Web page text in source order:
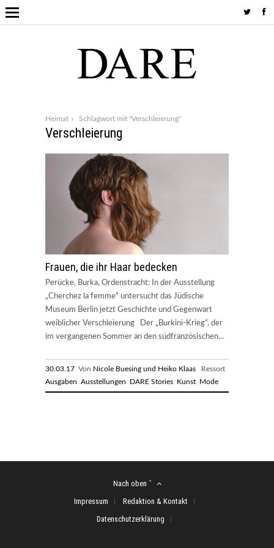
Heimat Schlagwort mit "Verschleierung"
Verschleierung
Frauen, die ihr Haar bedecken
Perücke, Burka, Ordenstracht: In der Ausstellung
„Cherchez la femme“ untersucht das Jüdische
Museum Berlin jetzt Geschichte und Gegenwart
weiblicher Verschleierung Der „Burkini-Krieg“, der
im vergangenen Sommer an den südfranzösischen...
30.03.17 Von Nicole Buesing und Heiko Klaas Ressort
Ausgaben Ausstellungen DARE Stories Kunst Mode
Nach oben ˆ
Impressum
Redaktion & Kontakt
Datenschutzerklärung